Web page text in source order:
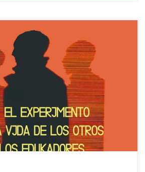
alemán en el CSO Kike Mur
20h. El ciclo empezará desde el
el 22 de septiembre. Se
las medidas anti-covid.